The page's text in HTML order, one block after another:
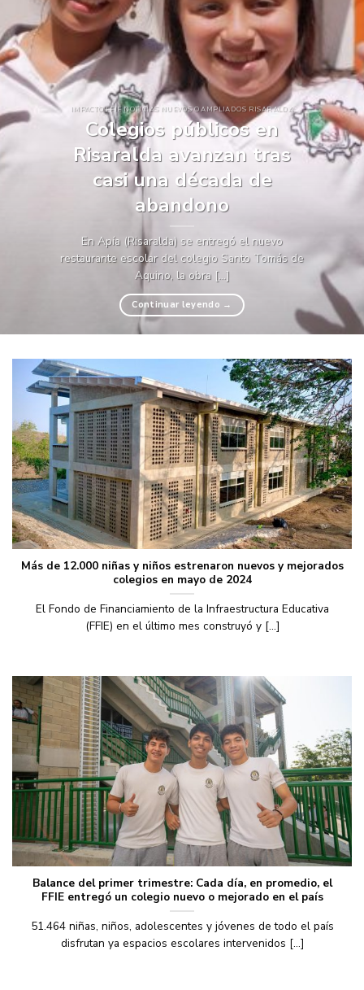
IMPACTO FFIE NOTICIAS NUEVOS O AMPLIADOS RISARALDA
Colegios públicos en
Risaralda avanzan tras
casi una década de
abandono
En Apía (Risaralda) se entregó el nuevo
restaurante escolar del colegio Santo Tomás de
Aquino, la obra [...]
Continuar leyendo →
Más de 12.000 niñas y niños estrenaron nuevos y mejorados
colegios en mayo de 2024
El Fondo de Financiamiento de la Infraestructura Educativa
(FFIE) en el último mes construyó y [...]
Balance del primer trimestre: Cada día, en promedio, el
FFIE entregó un colegio nuevo o mejorado en el país
51.464 niñas, niños, adolescentes y jóvenes de todo el país
disfrutan ya espacios escolares intervenidos [...]